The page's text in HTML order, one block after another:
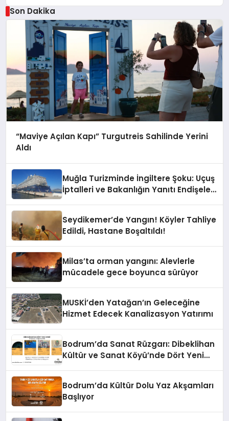
Son Dakika
“Maviye Açılan Kapı” Turgutreis Sahilinde Yerini
Aldı
Muğla Turizminde İngiltere Şoku: Uçuş
İptalleri ve Bakanlığın Yanıtı Endişeleri
Seydikemer’de Yangın! Köyler Tahliye
Edildi, Hastane Boşaltıldı!
Milas’ta orman yangını: Alevlerle
mücadele gece boyunca sürüyor
MUSKİ’den Yatağan’ın Geleceğine
Hizmet Edecek Kanalizasyon Yatırımı
Bodrum’da Sanat Rüzgarı: Dibeklihan
Kültür ve Sanat Köyü’nde Dört Yeni
Bodrum’da Kültür Dolu Yaz Akşamları
Başlıyor